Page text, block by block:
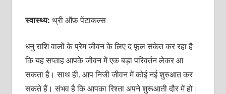
स्वास्थ्य: थ्री ऑफ़ पेंटाकल्स
धनु राशि वालों के प्रेम जीवन के लिए द फूल संकेत कर रहा है
कि यह सप्ताह आपके जीवन में एक बड़ा परिवर्तन लेकर आ
सकता है। साथ ही, आप निजी जीवन में कोई नई शुरुआत कर
सकते हैं। संभव है कि आपका रिश्ता अपने शुरूआती दौर में हो।